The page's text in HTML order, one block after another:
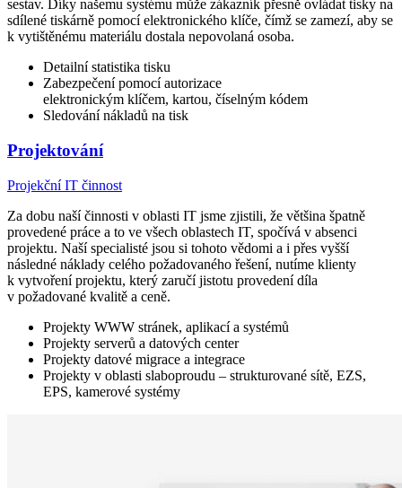
sestav. Díky našemu systému může zákazník přesně ovládat tisky na
sdílené tiskárně pomocí elektronického klíče, čímž se zamezí, aby se
k vytištěnému materiálu dostala nepovolaná osoba.
Detailní statistika tisku
Zabezpečení pomocí autorizace
elektronickým klíčem, kartou, číselným kódem
Sledování nákladů na tisk
Projektování
Projekční IT činnost
Za dobu naší činnosti v oblasti IT jsme zjistili, že většina špatně
provedené práce a to ve všech oblastech IT, spočívá v absenci
projektu. Naší specialisté jsou si tohoto vědomi a i přes vyšší
následné náklady celého požadovaného řešení, nutíme klienty
k vytvoření projektu, který zaručí jistotu provedení díla
v požadované kvalitě a ceně.
Projekty WWW stránek, aplikací a systémů
Projekty serverů a datových center
Projekty datové migrace a integrace
Projekty v oblasti slaboproudu – strukturované sítě, EZS,
EPS, kamerové systémy